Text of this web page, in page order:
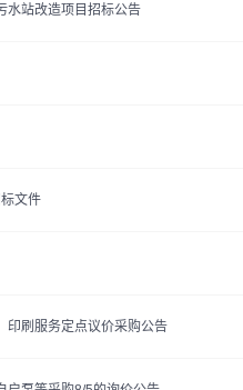
水站改造项目招标公告
文件
印刷服务定点议价采购公告